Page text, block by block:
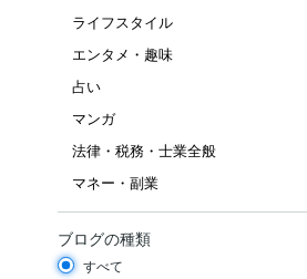
ライフスタイル
エンタメ・趣味
占い
マンガ
法律・税務・士業全般
マネー・副業
ブログの種類
すべて